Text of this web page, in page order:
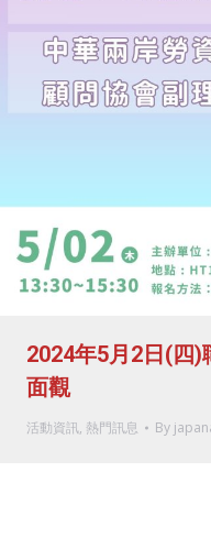
2024年5月2日(四
面觀
活動資訊, 熱門訊息 By